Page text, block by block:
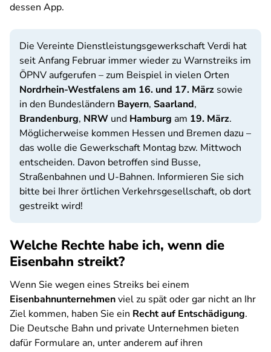
dessen App.
Die Vereinte Dienstleistungsgewerkschaft Verdi hat
seit Anfang Februar immer wieder zu Warnstreiks im
ÖPNV aufgerufen – zum Beispiel in vielen Orten
Nordrhein-Westfalens am 16. und 17. März sowie
in den Bundesländern Bayern, Saarland,
Brandenburg, NRW und Hamburg am 19. März.
Möglicherweise kommen Hessen und Bremen dazu –
das wolle die Gewerkschaft Montag bzw. Mittwoch
entscheiden. Davon betroffen sind Busse,
Straßenbahnen und U-Bahnen. Informieren Sie sich
bitte bei Ihrer örtlichen Verkehrsgesellschaft, ob dort
gestreikt wird!
Welche Rechte habe ich, wenn die
Eisenbahn streikt?
Wenn Sie wegen eines Streiks bei einem
Eisenbahnunternehmenviel zu spät oder gar nicht an Ihr
Ziel kommen, haben Sie ein Recht auf Entschädigung.
Die Deutsche Bahn und private Unternehmen bieten
dafür Formulare an, unter anderem auf ihren